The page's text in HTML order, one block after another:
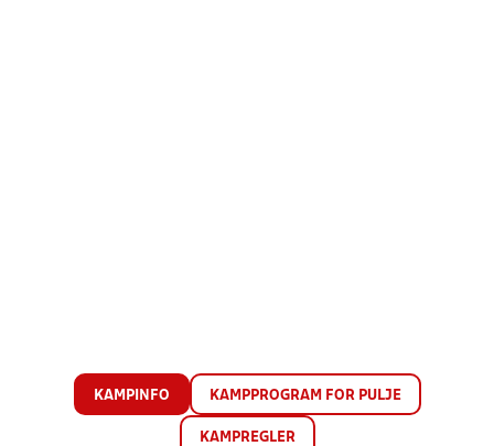
KAMPINFO KAMPPROGRAM FOR PULJE
KAMPREGLER